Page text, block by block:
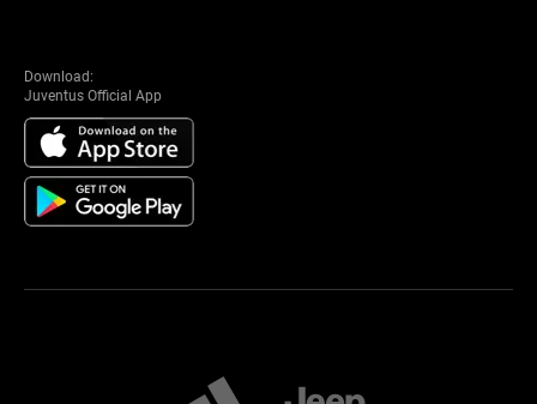
Download:
Juventus Official App